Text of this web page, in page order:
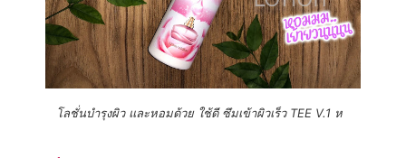
โลชั่นบำรุงผิว และหอมด้วย ใช้ดี ซึมเข้าผิวเร็ว TEE V.1 ห